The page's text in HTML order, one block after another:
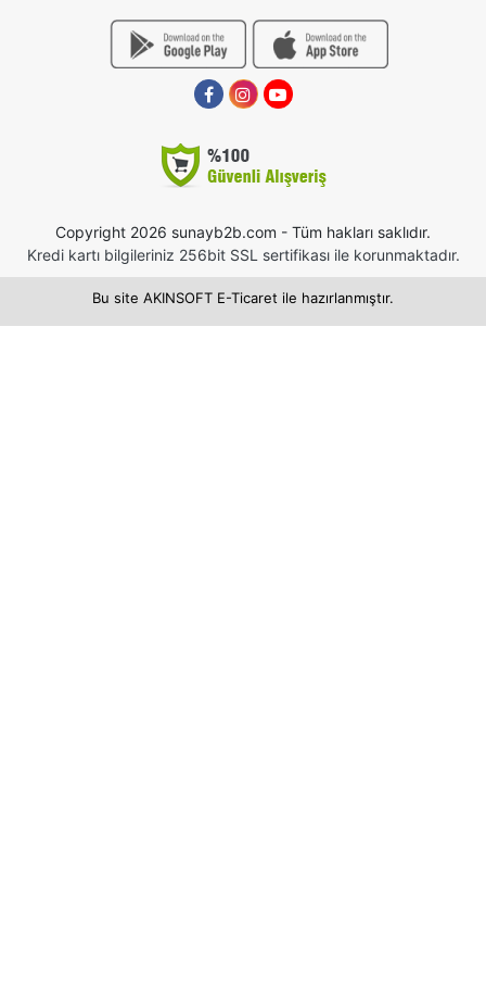
Copyright 2026 sunayb2b.com - Tüm hakları saklıdır.
Kredi kartı bilgileriniz 256bit SSL sertifikası ile korunmaktadır.
Bu site AKINSOFT E-Ticaret ile hazırlanmıştır.